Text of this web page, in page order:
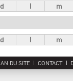
d l m
d l m
DU SITE CONTACT